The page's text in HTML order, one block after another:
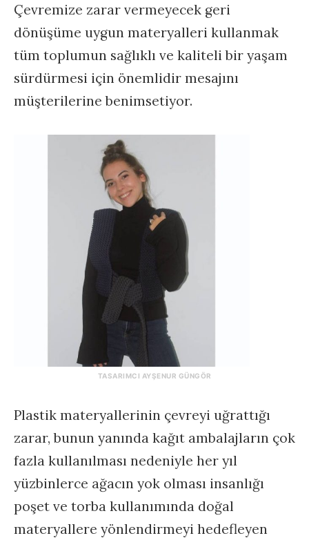
Çevremize zarar vermeyecek geri
dönüşüme uygun materyalleri kullanmak
tüm toplumun sağlıklı ve kaliteli bir yaşam
sürdürmesi için önemlidir mesajını
müşterilerine benimsetiyor.
TASARIMCI AYŞENUR GÜNGÖR
Plastik materyallerinin çevreyi uğrattığı
zarar, bunun yanında kağıt ambalajların çok
fazla kullanılması nedeniyle her yıl
yüzbinlerce ağacın yok olması insanlığı
poşet ve torba kullanımında doğal
materyallere yönlendirmeyi hedefleyen